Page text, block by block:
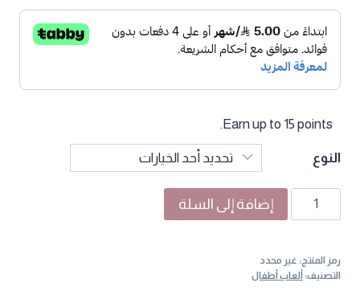
Earn up to 15 points.
النوع
كمية
لعبة
خشبي
تعليمي
إضافة إلى السلة
رمز المنتج: غير محدد
التصنيف: ألعاب أطفال